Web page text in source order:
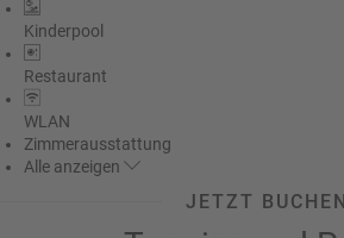
Kinderpool
Restaurant
WLAN
Zimmerausstattung
Alle anzeigen
JETZT BUCHEN